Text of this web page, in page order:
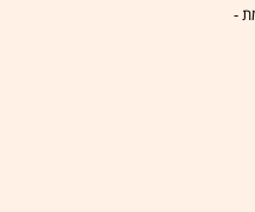
-